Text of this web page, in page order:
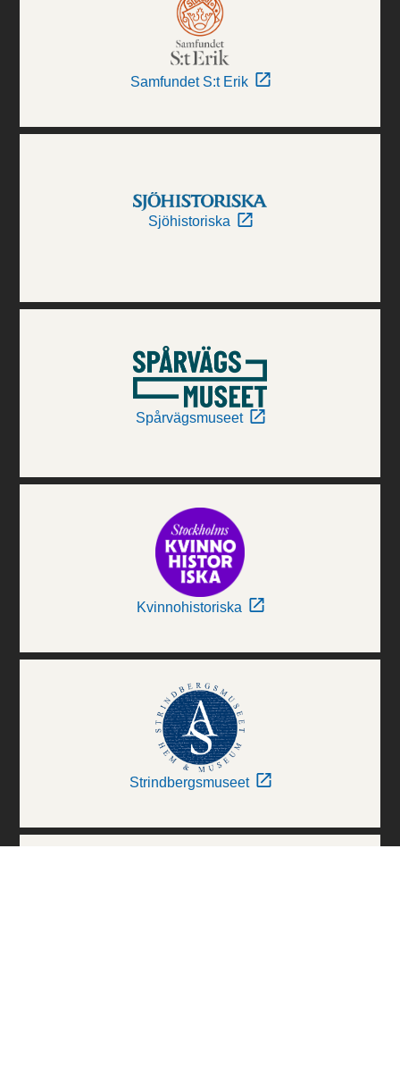
Samfundet S:t Erik
Sjöhistoriska
Spårvägsmuseet
Kvinnohistoriska
Strindbergsmuseet